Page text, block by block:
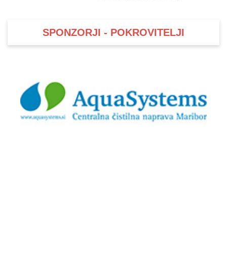
SPONZORJI - POKROVITELJI